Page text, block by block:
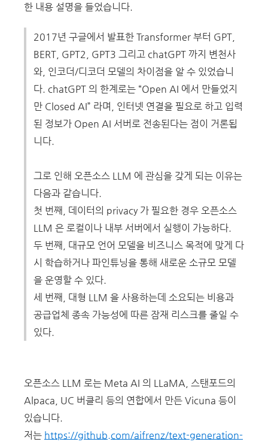
한 내용 설명을 들었습니다.
2017년 구글에서 발표한 Transformer 부터 GPT,
BERT, GPT2, GPT3 그리고 chatGPT 까지 변천사
와, 인코더/디코더 모델의 차이점을 알 수 있었습니
다. chatGPT 의 한계로는 “Open AI 에서 만들었지
만 Closed AI” 라며, 인터넷 연결을 필요로 하고 입력
된 정보가 Open AI 서버로 전송된다는 점이 거론됩
니다.
그로 인해 오픈소스 LLM 에 관심을 갖게 되는 이유는
다음과 같습니다.
첫 번째, 데이터의 privacy 가 필요한 경우 오픈소스
LLM 은 로컬이나 내부 서버에서 실행이 가능하다.
두 번째, 대규모 언어 모델을 비즈니스 목적에 맞게 다
시 학습하거나 파인튜닝을 통해 새로운 소규모 모델
을 운영할 수 있다.
세 번째, 대형 LLM 을 사용하는데 소요되는 비용과
공급업체 종속 가능성에 따른 잠재 리스크를 줄일 수
있다.
오픈소스 LLM 로는 Meta AI 의 LLaMA, 스탠포드의
Alpaca, UC 버클리 등의 연합에서 만든 Vicuna 등이
있습니다.
저는 https://github.com/aifrenz/text-generation-